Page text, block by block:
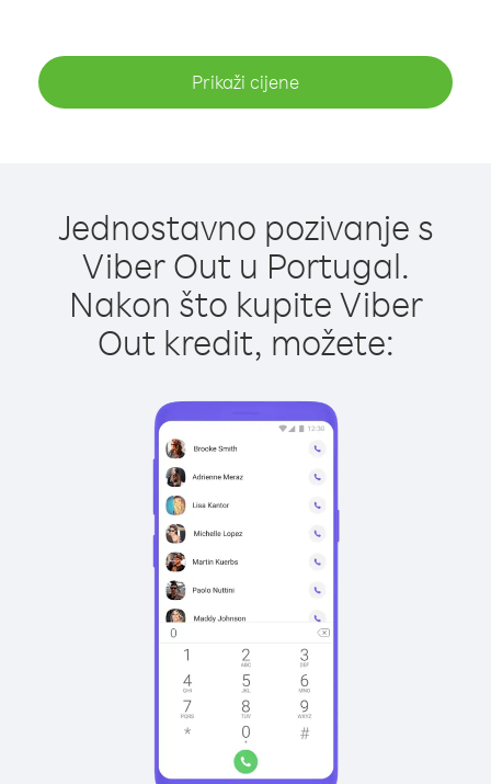
Prikaži cijene
Jednostavno pozivanje s
Viber Out u Portugal.
Nakon što kupite Viber
Out kredit, možete: